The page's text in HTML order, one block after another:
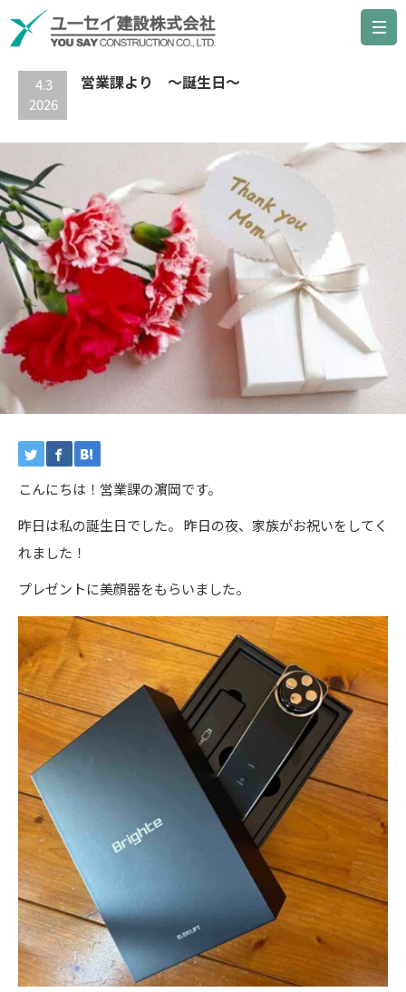
最新の記事
4.3
2026
営業課より ～誕生日～
こんにちは！営業課の濵岡です。
昨日は私の誕生日でした。 昨日の夜、家族がお祝いをしてく
れました！
プレゼントに美顔器をもらいました。